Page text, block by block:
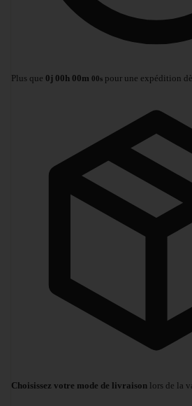
Plus que 0j 00h 00m 00s pour une expédition
Choisissez votre mode de livraison lors de la